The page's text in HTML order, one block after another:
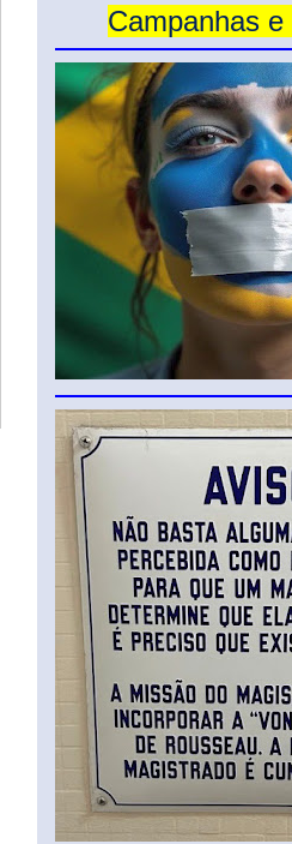
Campanhas